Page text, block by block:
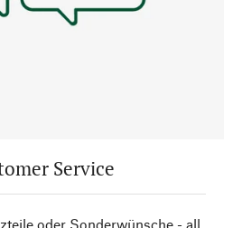
Service
oder Sonderwünsche - all